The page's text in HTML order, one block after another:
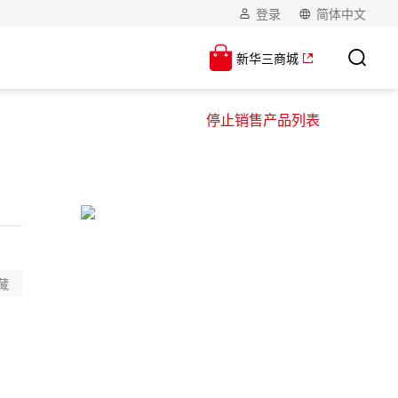
登录 简体中文
新华三商城
停止销售产品列表